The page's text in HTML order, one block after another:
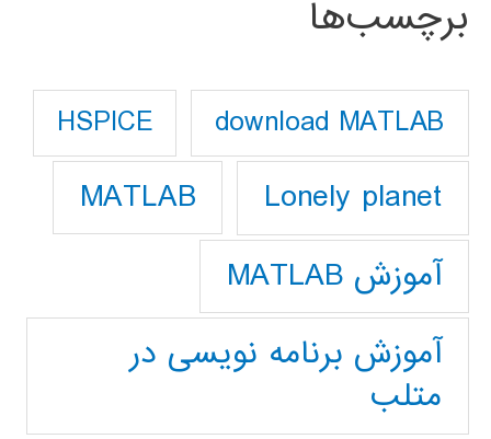
برچسب‌ها
download MATLAB
HSPICE
Lonely planet
MATLAB
آموزش MATLAB
آموزش برنامه نویسی در
متلب